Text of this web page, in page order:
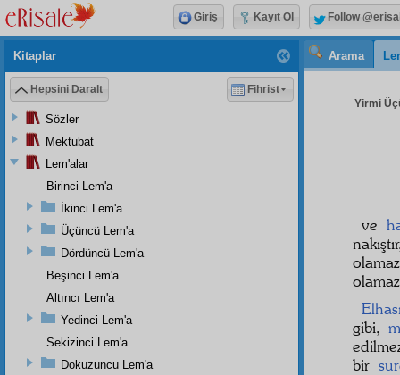
Arama
Yirmi
ve
gibi,
bir
Kitaplar
Hepsini Daralt Fihrist
Sözler
Mektubat
Lem'alar
Birinci Lem'a
İkinci Lem'a
Üçüncü Lem'a
Dördüncü Lem'a
Beşinci Lem'a
Altıncı Lem'a
Yedinci Lem'a
Sekizinci Lem'a
Dokuzuncu Lem'a
Giriş Kayıt Ol Follow